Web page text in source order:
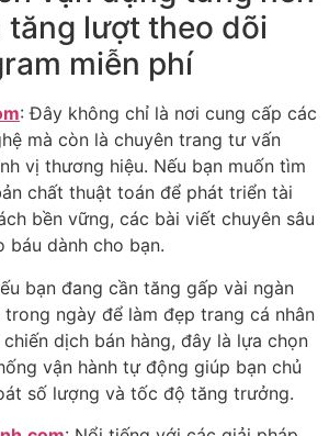
tăng lượt theo dõi
miễn phí
: Đây không chỉ là nơi cung cấp các
mà còn là chuyên trang tư vấn
vị thương hiệu. Nếu bạn muốn tìm
chất thuật toán để phát triển tài
bền vững, các bài viết chuyên sâu
báu dành cho bạn.
bạn đang cần tăng gấp vài ngàn
ngày để làm đẹp trang cá nhân
dịch bán hàng, đây là lựa chọn
vận hành tự động giúp bạn chủ
số lượng và tốc độ tăng trưởng.